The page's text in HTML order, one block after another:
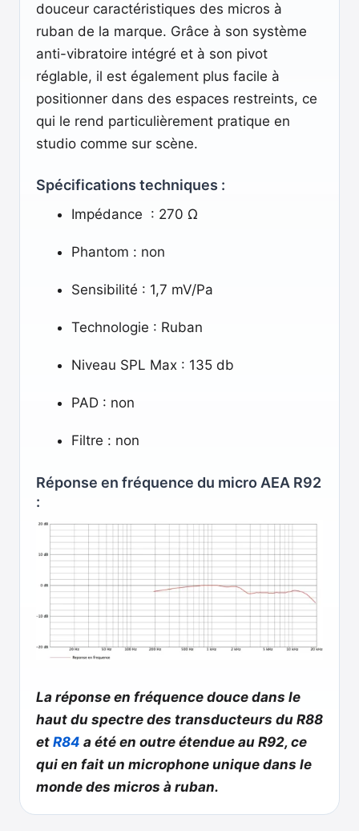
douceur caractéristiques des micros à
ruban de la marque. Grâce à son système
anti-vibratoire intégré et à son pivot
réglable, il est également plus facile à
positionner dans des espaces restreints, ce
qui le rend particulièrement pratique en
studio comme sur scène.
Spécifications techniques :
Impédance : 270 Ω
Phantom : non
Sensibilité : 1,7 mV/Pa
Technologie : Ruban
Niveau SPL Max : 135 db
PAD : non
Filtre : non
Réponse en fréquence du micro AEA R92
:
La réponse en fréquence douce dans le
haut du spectre des transducteurs du R88
et R84 a été en outre étendue au R92, ce
qui en fait un microphone unique dans le
monde des micros à ruban.